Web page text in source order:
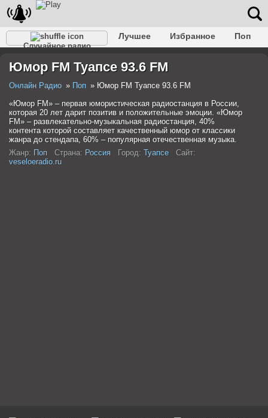
Случайное радио
Лучшее Избранное
Поп
Разговорное
Рэп Транс Дип-хаус
Юмор FM Туапсе 93.6 FM
Онлайн Радио Поп
Юмор FM Туапсе 93.6 FM
«Юмор FM» – первая юмористическая радиостанция в России,
которая 20 лет дарит позитив и положительные эмоции. «Юмор
FM» – развлекательно-музыкальная радиостанция, 40%
контента которой составляет качественный юмор от классики
жанра до стендапа, 60% – популярная отечественная музыка.
Жанр: Поп Страна: Россия Город: Туапсе
Сайт:
veseloeradio.ru